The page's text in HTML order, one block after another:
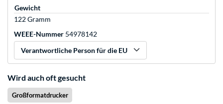
Gewicht
122 Gramm
WEEE-Nummer 54978142
Verantwortliche Person für die EU
Wird auch oft gesucht
Großformatdrucker